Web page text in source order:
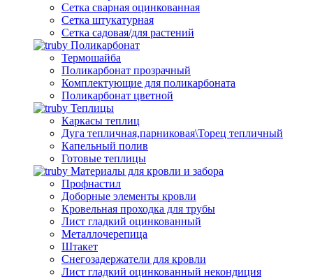
Сетка сварная оцинкованная
Сетка штукатурная
Сетка садовая/для растений
Поликарбонат
Термошайба
Поликарбонат прозрачный
Комплектующие для поликарбоната
Поликарбонат цветной
Теплицы
Каркасы теплиц
Дуга тепличная,парниковая\Торец тепличный
Капельный полив
Готовые теплицы
Материалы для кровли и забора
Профнастил
Доборные элементы кровли
Кровельная проходка для трубы
Лист гладкий оцинкованный
Металлочерепица
Штакет
Снегозадержатели для кровли
Лист гладкий оцинкованный некондиция